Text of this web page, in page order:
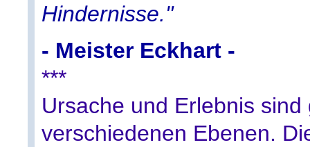
Hindernisse."
- Meister Eckhart -
***
Ursache und Erlebnis
verschiedenen Ebenen.